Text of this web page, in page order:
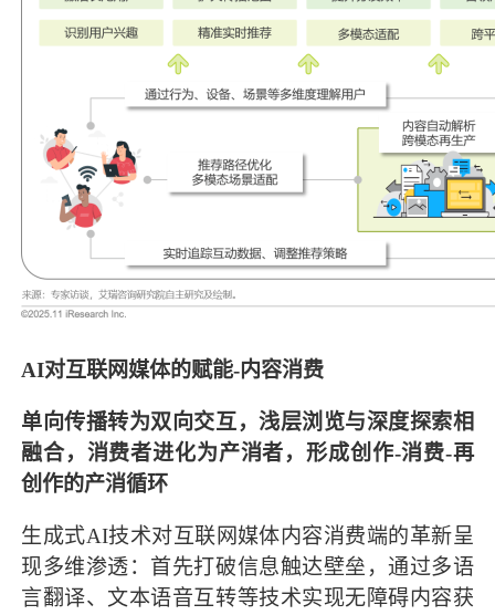
AI对互联网媒体的赋能-内容消费
单向传播转为双向交互，浅层浏览与深度探索相
融合，消费者进化为产消者，形成创作-消费-再
创作的产消循环
生成式AI技术对互联网媒体内容消费端的革新呈
现多维渗透：首先打破信息触达壁垒，通过多语
言翻译、文本语音互转等技术实现无障碍内容获